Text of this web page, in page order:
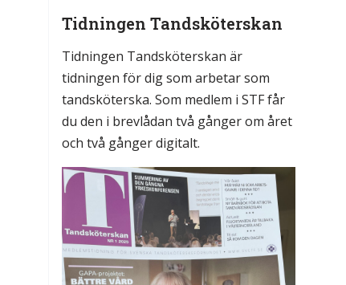
Tidningen Tandsköterskan
Tidningen Tandsköterskan är
tidningen för dig som arbetar som
tandsköterska. Som medlem i STF får
du den i brevlådan två gånger om året
och två gånger digitalt.